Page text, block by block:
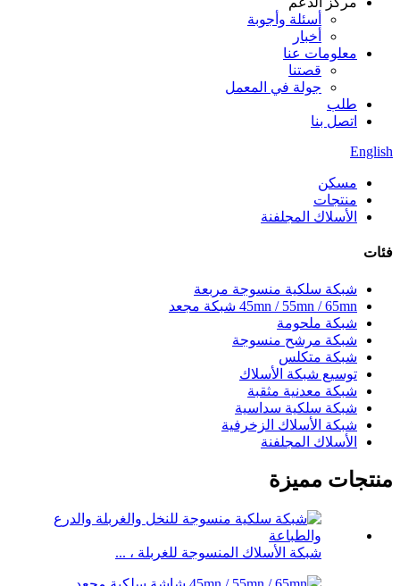
أسئلة وأجوبة
أخبار
معلومات عنا
قصتنا
جولة في المعمل
طلب
اتصل بنا
English
مسكن
منتجات
الأسلاك المجلفنة
فئات
شبكة سلكية منسوجة مربعة
45mn / 55mn / 65mn شبكة مجعد
شبكة ملحومة
شبكة مرشح منسوجة
شبكة متكلس
توسيع شبكة الأسلاك
شبكة معدنية مثقبة
شبكة سلكية سداسية
شبكة الأسلاك الزخرفية
الأسلاك المجلفنة
منتجات مميزة
شبكة الأسلاك المنسوجة للغربلة ، ...